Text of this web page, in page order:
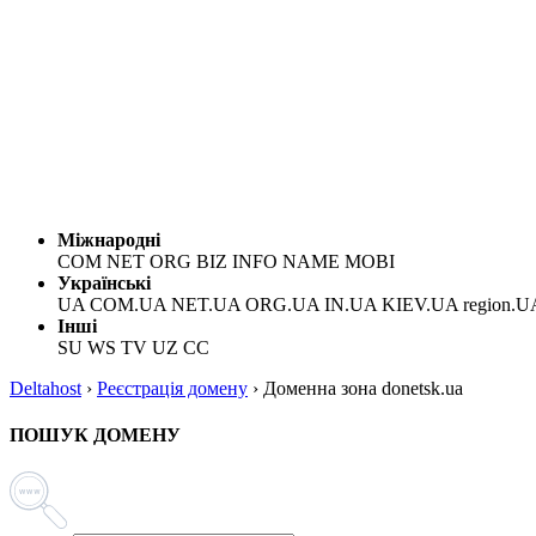
Міжнародні
COM NET ORG BIZ INFO NAME MOBI
Українські
UA COM.UA NET.UA ORG.UA IN.UA KIEV.UA
Інші
SU WS TV UZ CC
Deltahost › Реєстрація домену › Доменна зона donetsk.ua
ПОШУК ДОМЕНУ